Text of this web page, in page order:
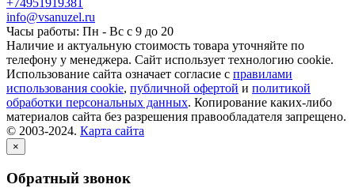
+74951919381
info@vsanuzel.ru
Часы работы: Пн - Вс с 9 до 20
Наличие и актуальную стоимость товара уточняйте по
телефону у менеджера. Сайт использует технологию cookie.
Использование сайта означает согласие с правилами
использования cookie, публичной офертой и политикой
обработки персональных данных. Копирование каких-либо
материалов сайта без разрешения правообладателя запрещено.
© 2003-2024. Карта сайта
×
Обратный звонок